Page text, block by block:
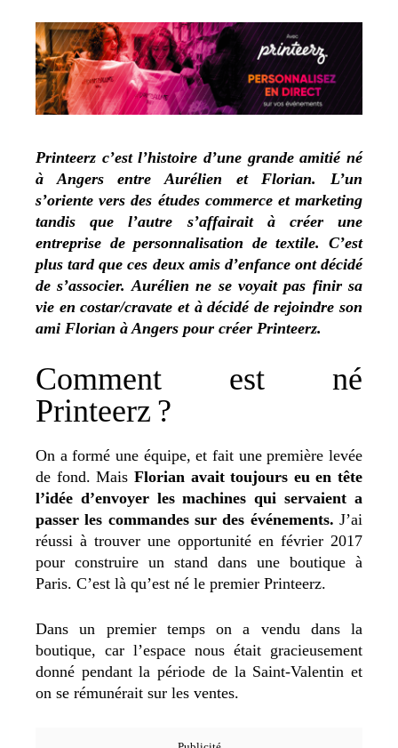
Printeerz c’est l’histoire d’une grande amitié né
à Angers entre Aurélien et Florian. L’un
s’oriente vers des études commerce et marketing
tandis que l’autre s’affairait à créer une
entreprise de personnalisation de textile. C’est
plus tard que ces deux amis d’enfance ont décidé
de s’associer. Aurélien ne se voyait pas finir sa
vie en costar/cravate et à décidé de rejoindre son
ami Florian à Angers pour créer Printeerz.
Comment est né
Printeerz ?
On a formé une équipe, et fait une première levée
de fond. Mais Florian avait toujours eu en tête
l’idée d’envoyer les machines qui servaient a
passer les commandes sur des événements. J’ai
réussi à trouver une opportunité en février 2017
pour construire un stand dans une boutique à
Paris. C’est là qu’est né le premier Printeerz.
Dans un premier temps on a vendu dans la
boutique, car l’espace nous était gracieusement
donné pendant la période de la Saint-Valentin et
on se rémunérait sur les ventes.